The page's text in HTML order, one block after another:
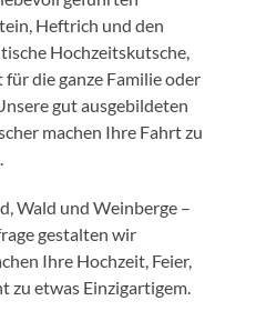
Heftrich und den
Hochzeitskutsche,
die ganze Familie oder
gut ausgebildeten
machen Ihre Fahrt zu
Wald und Weinberge –
gestalten wir
Ihre Hochzeit, Feier,
zu etwas Einzigartigem.